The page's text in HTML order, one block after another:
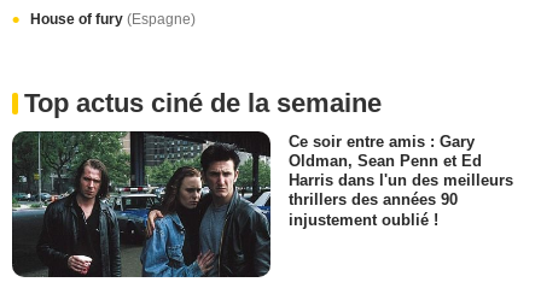
House of fury (Espagne)
Top actus ciné de la semaine
Ce soir entre amis : Gary
Oldman, Sean Penn et Ed
Harris dans l'un des meilleurs
thrillers des années 90
injustement oublié !